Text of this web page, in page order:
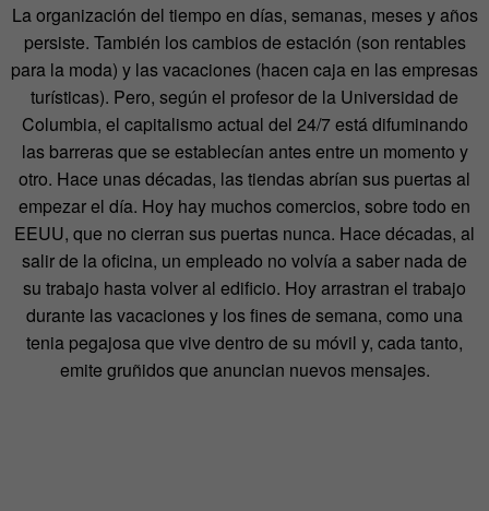
La organización del tiempo en días, semanas, meses y años
persiste. También los cambios de estación (son rentables
para la moda) y las vacaciones (hacen caja en las empresas
turísticas). Pero, según el profesor de la Universidad de
Columbia, el capitalismo actual del 24/7 está difuminando
las barreras que se establecían antes entre un momento y
otro. Hace unas décadas, las tiendas abrían sus puertas al
empezar el día. Hoy hay muchos comercios, sobre todo en
EEUU, que no cierran sus puertas nunca. Hace décadas, al
salir de la oficina, un empleado no volvía a saber nada de
su trabajo hasta volver al edificio. Hoy arrastran el trabajo
durante las vacaciones y los fines de semana, como una
tenia pegajosa que vive dentro de su móvil y, cada tanto,
emite gruñidos que anuncian nuevos mensajes.